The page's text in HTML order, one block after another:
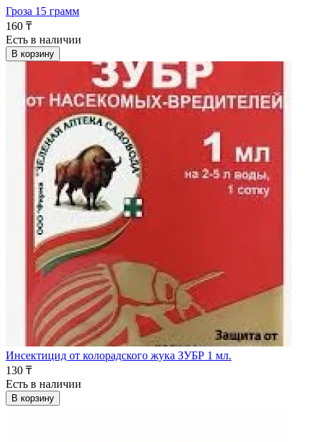
Гроза 15 грамм
160 ₸
Есть в наличии
В корзину
Инсектицид от колорадского жука ЗУБР 1 мл.
130 ₸
Есть в наличии
В корзину